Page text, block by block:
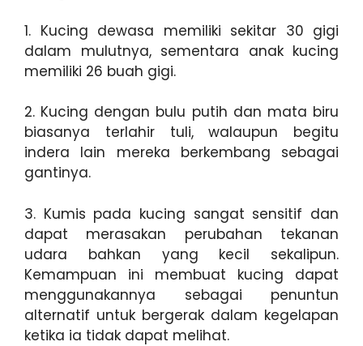
1. Kucing dewasa memiliki sekitar 30 gigi
dalam mulutnya, sementara anak kucing
memiliki 26 buah gigi.
2. Kucing dengan bulu putih dan mata biru
biasanya terlahir tuli, walaupun begitu
indera lain mereka berkembang sebagai
gantinya.
3. Kumis pada kucing sangat sensitif dan
dapat merasakan perubahan tekanan
udara bahkan yang kecil sekalipun.
Kemampuan ini membuat kucing dapat
menggunakannya sebagai penuntun
alternatif untuk bergerak dalam kegelapan
ketika ia tidak dapat melihat.